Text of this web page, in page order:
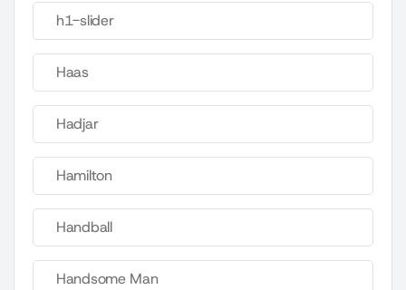
h1-slider
Haas
Hadjar
Hamilton
Handball
Handsome Man